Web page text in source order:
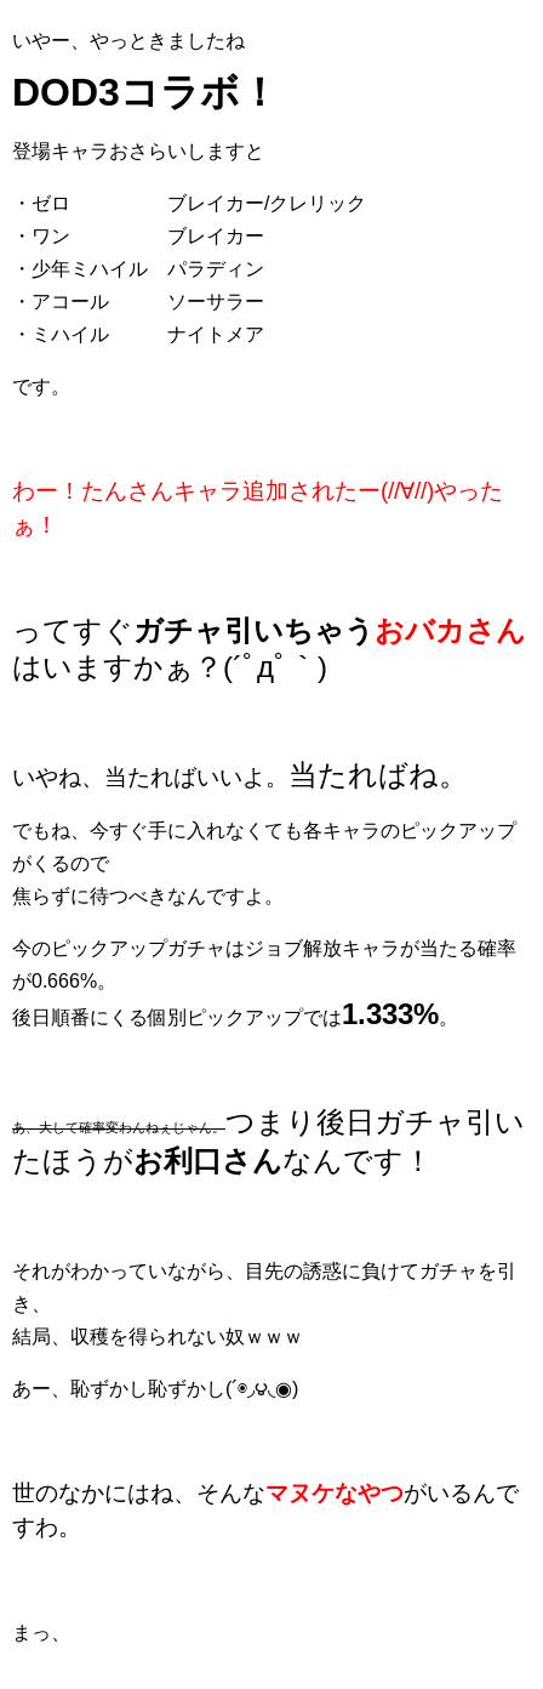
いやー、やっときましたね
DOD3コラボ！
登場キャラおさらいしますと
・ゼロ ブレイカー/クレリック
・ワン ブレイカー
・少年ミハイル パラディン
・アコール ソーサラー
・ミハイル ナイトメア
です。
わー！たんさんキャラ追加されたー(//∀//)やった
ぁ！
ってすぐ ガチャ引いちゃう おバカさん
はいますかぁ？(´ﾟдﾟ｀)
いやね、当たればいいよ。 当たればね。
でもね、今すぐ手に入れなくても各キャラのピックアップ
がくるので
焦らずに待つべきなんですよ。
今のピックアップガチャはジョブ解放キャラが当たる確率
が0.666%。
後日順番にくる個別ピックアップでは1.333%。
あ、大して確率変わんねぇじゃん。つまり後日ガチャ引い
たほうがお利口さんなんです！
それがわかっていながら、目先の誘惑に負けてガチャを引
き、
結局、収穫を得られない奴ｗｗｗ
あー、恥ずかし恥ずかし(´◉◞౪◟◉)
世のなかにはね、そんなマヌケなやつがいるんで
すわ。
まっ、